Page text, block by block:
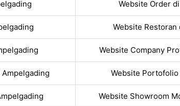
Website Order
Website Restoran
Website Company
Website
Website Showroom